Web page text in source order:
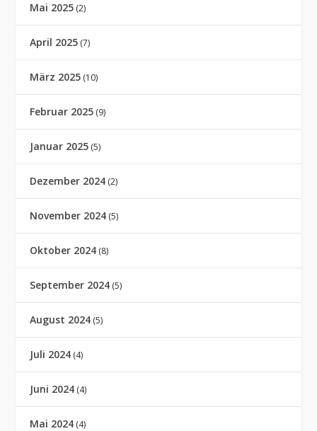
Mai 2025 (2)
April 2025 (7)
März 2025 (10)
Februar 2025 (9)
Januar 2025 (5)
Dezember 2024 (2)
November 2024 (5)
Oktober 2024 (8)
September 2024 (5)
August 2024 (5)
Juli 2024 (4)
Juni 2024 (4)
Mai 2024 (4)